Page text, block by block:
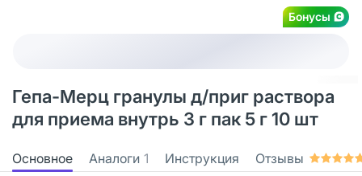
Бонусы
Гепа-Мерц гранулы д/приг раствора
для приема внутрь 3 г пак 5 г 10 шт
Основное Аналоги 1 Инструкция Отзывы